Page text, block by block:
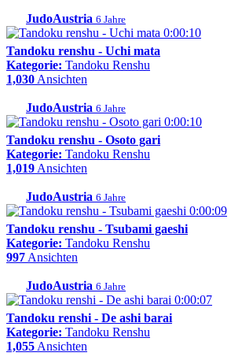
JudoAustria 6 Jahre
0:00:10
Tandoku renshu - Uchi mata
Kategorie: Tandoku Renshu
1,030Ansichten
JudoAustria 6 Jahre
0:00:10
Tandoku renshu - Osoto gari
Kategorie: Tandoku Renshu
1,019Ansichten
JudoAustria 6 Jahre
0:00:09
Tandoku renshu - Tsubami gaeshi
Kategorie: Tandoku Renshu
997Ansichten
JudoAustria 6 Jahre
0:00:07
Tandoku renshi - De ashi barai
Kategorie: Tandoku Renshu
1,055Ansichten